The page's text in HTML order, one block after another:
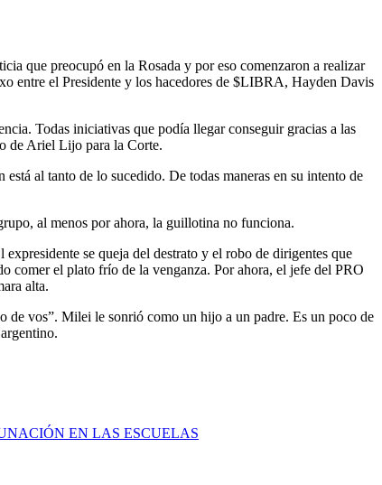
que preocupó en la Rosada y por eso comenzaron a realizar
entre el Presidente y los hacedores de $LIBRA, Hayden Davis
Todas iniciativas que podía llegar conseguir gracias a las
de Ariel Lijo para la Corte.
al tanto de lo sucedido. De todas maneras en su intento de
al menos por ahora, la guillotina no funciona.
se queja del destrato y el robo de dirigentes que
comer el plato frío de la venganza. Por ahora, el jefe del PRO
alta.
de vos”. Milei le sonrió como un hijo a un padre. Es un poco de
EN LAS ESCUELAS